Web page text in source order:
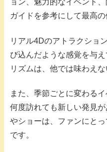
ョン、魅力的なイベント
ガイドを参考にして最高
リアル4Dのアトラクショ
び込んだような感覚を与
リズムは、他では味わえな
また、季節ごとに変わる
何度訪れても新しい発見
やショーは、ファンにと
です。